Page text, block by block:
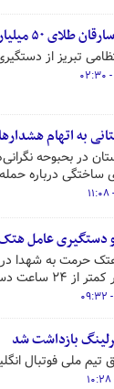
میلیارد ریالی در تبریز
۳ سارق منزل و کشف طلاهای مسروقه ۵۰ میلیاردی در تبریز خبر
به اتهام
درباره
دستگیری عامل
حرمت به شهدا در
دستگیر کردند.
بازداشت شد
تیم ملی فوتبال